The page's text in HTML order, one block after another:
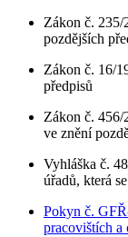
Zákon č. 235/
pozdějších
Zákon č. 16/
předpisů
Zákon č. 456/
ve znění
Vyhláška č.
úřadů, která
Pokyn č.
pracovištích a